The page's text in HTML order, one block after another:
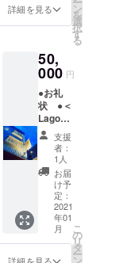
はん」
プ」
「難波
ネギせ
んべ
い」３
種類を2
セット
をお願
月１日
～３月
日）
●「難波
ねぎご
はん」
「難波
ねぎ
スー
プ」
「難波
ネギせ
んべ
い」３
種類を
Ｆ）
シェフ
コー
ス ２
名様分
の食事
券（税
込１０
０００
円コー
スの食
事券２
枚をク
ラウド
ファン
ディン
グ終了
後に郵
送しま
詳細を見る ン
を
選
択
す
る
50,
000 円
●お礼
状 ●＜
Lago
帝塚山
イタリ
アン＞
（大阪
市住吉
区帝塚
山中３
丁目１
－５）
Lago
シェフ
支援
者：
1人
お届
け予
定：
2021
年01
月
こ
の
リ
タ
ー